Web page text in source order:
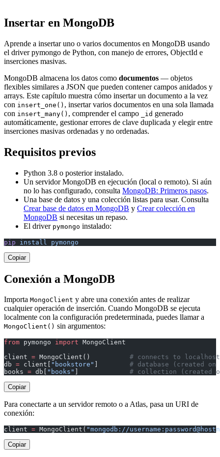
Insertar en MongoDB
Aprende a insertar uno o varios documentos en MongoDB usando
el driver pymongo de Python, con manejo de errores, ObjectId e
inserciones masivas.
MongoDB almacena los datos como documentos — objetos
flexibles similares a JSON que pueden contener campos anidados y
arrays. Este capítulo muestra cómo insertar un documento a la vez
con insert_one() , insertar varios documentos en una sola llamada
con insert_many() , comprender el campo _id generado
automáticamente, gestionar errores de clave duplicada y elegir entre
inserciones masivas ordenadas y no ordenadas.
Requisitos previos
Python 3.8 o posterior instalado.
Un servidor MongoDB en ejecución (local o remoto). Si aún
no lo has configurado, consulta MongoDB: Primeros pasos.
Una base de datos y una colección listas para usar. Consulta
Crear base de datos en MongoDB y Crear colección en
MongoDB si necesitas un repaso.
El driver pymongo instalado:
pip install pymongo
Copiar
Conexión a MongoDB
Importa MongoClient y abre una conexión antes de realizar
cualquier operación de inserción. Cuando MongoDB se ejecuta
localmente con la configuración predeterminada, puedes llamar a
MongoClient() sin argumentos:
from pymongo import MongoClient
client = MongoClient() # connects to
db = client[ "bookstore"
# database (created
books = db[ "books" # collection (created
Copiar
Para conectarte a un servidor remoto o a Atlas, pasa un URI de
conexión:
client = MongoClient( "mongodb://
Copiar